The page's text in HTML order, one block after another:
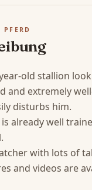
PFERD
old stallion
and extremely
disturbs him.
already well
with lots of
and videos are